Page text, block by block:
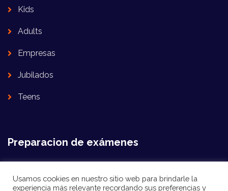
Kids
Adults
Empresas
Jubilados
Teens
Preparacion de exámenes
Trinity
Usamos cookies en nuestro sitio web para brindarle la
experiencia más relevante recordando sus preferencias y